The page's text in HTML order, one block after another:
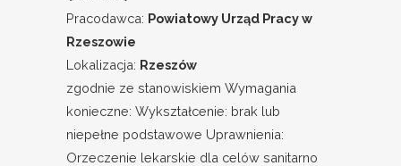
Pracodawca: Powiatowy Urząd Pracy w
Rzeszowie
Lokalizacja: Rzeszów
zgodnie ze stanowiskiem Wymagania
konieczne: Wykształcenie: brak lub
niepełne podstawowe Uprawnienia:
Orzeczenie lekarskie dla celów sanitarno